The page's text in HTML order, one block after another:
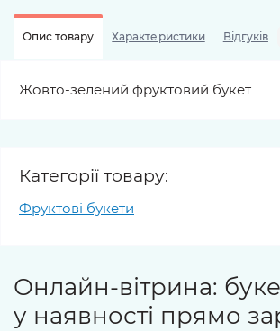
Опис товару Характеристики Відгуків
Жовто-зелений фруктовий букет
Категорії товару:
Фруктові букети
Онлайн-вітрина:
у наявності прямо